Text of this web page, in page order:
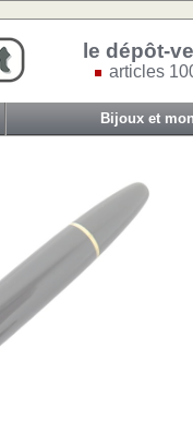
le dépôt-
articles
Bijoux et